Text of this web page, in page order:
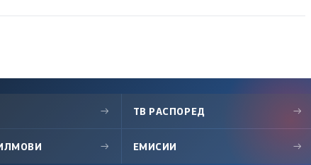
→ ТВ РАСПОРЕД →
→ ЕМИСИИ →